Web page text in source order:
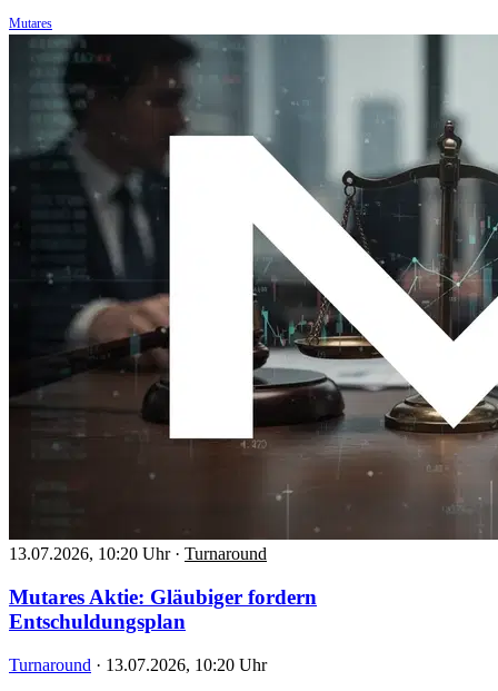
Mutares
13.07.2026, 10:20 Uhr · Turnaround
Mutares Aktie: Gläubiger fordern
Entschuldungsplan
Turnaround · 13.07.2026, 10:20 Uhr